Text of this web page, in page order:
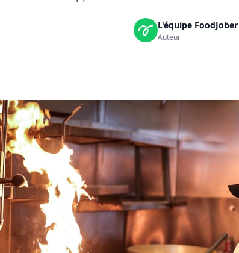
L'équipe FoodJober
Auteur